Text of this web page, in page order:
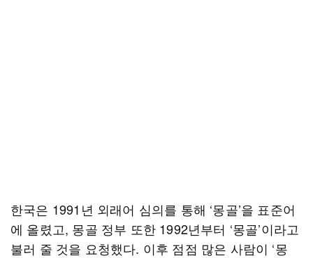
한국은 1991년 외래어 심의를 통해 ‘몽골’을 표준어
에 올렸고, 몽골 정부 또한 1992년부터 ‘몽골’이라고
불러 줄 것을 요청했다. 이후 점점 많은 사람이 ‘몽